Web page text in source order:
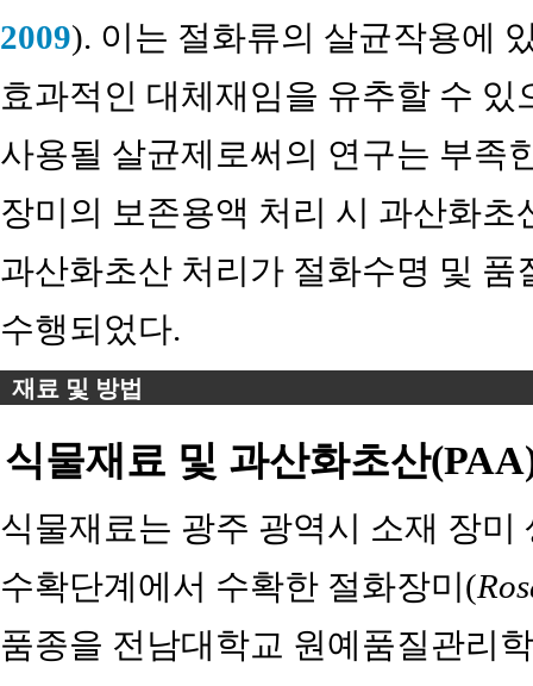
2009). 이는 절화류의 살균작용에
효과적인 대체재임을 유추할 수
사용될 살균제로써의 연구는 부족
장미의 보존용액 처리 시 과산화
과산화초산 처리가 절화수명 및
수행되었다.
재료 및 방법
식물재료 및 과산화초산
식물재료는 광주 광역시 소재 장미
수확단계에서 수확한 절화장미(
품종을 전남대학교 원예품질관리